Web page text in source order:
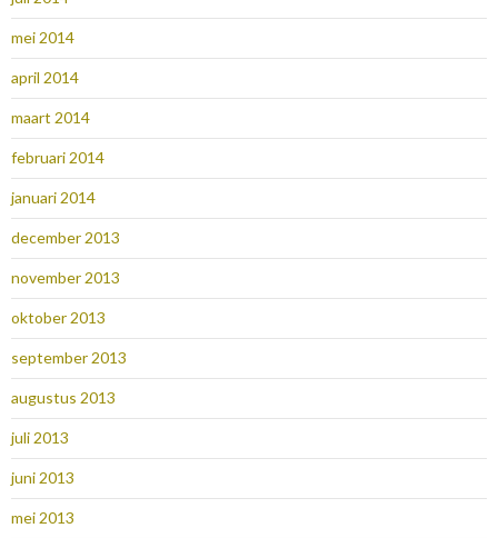
mei 2014
april 2014
maart 2014
februari 2014
januari 2014
december 2013
november 2013
oktober 2013
september 2013
augustus 2013
juli 2013
juni 2013
mei 2013